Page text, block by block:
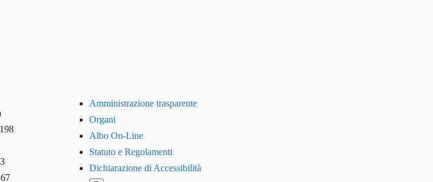
Amministrazione trasparente
Organi
Albo On-Line
Statuto e Regolamenti
Dichiarazione di Accessibilità